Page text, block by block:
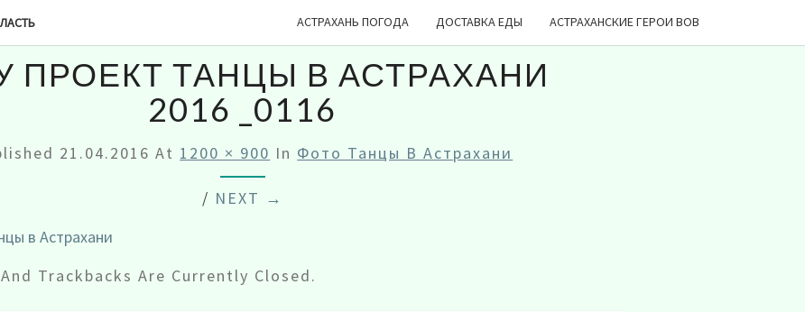
АСТРАХАНЬ ПОГОДА ДОСТАВКА ЕДЫ АСТРАХАНСКИЕ ГЕРОИ ВОВ
ПРОЕКТ ТАНЦЫ В АСТРАХАНИ
2016 _0116
21.04.2016 At 1200 × 900 In Фото Танцы В Астрахани
/ NEXT →
Trackbacks Are Currently Closed.